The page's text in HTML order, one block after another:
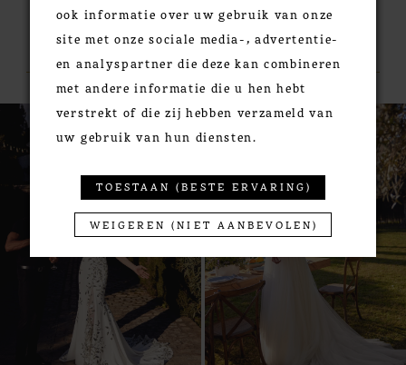
RELATED PRODUCTS
Related
Products
Skip
to
PAUSE AUTOPLAY
PREVIOUS SLIDE
NEXT SLIDE
0
3
5
6
ook informatie over uw gebruik van onze
site met onze sociale media-, advertentie-
en analyspartner die deze kan combineren
met andere informatie die u hen hebt
verstrekt of die zij hebben verzameld van
uw gebruik van hun diensten.
TOESTAAN (BESTE ERVARING)
WEIGEREN (NIET AANBEVOLEN)